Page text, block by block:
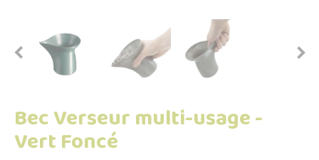
 
Bec Verseur multi-usage -
Vert Foncé